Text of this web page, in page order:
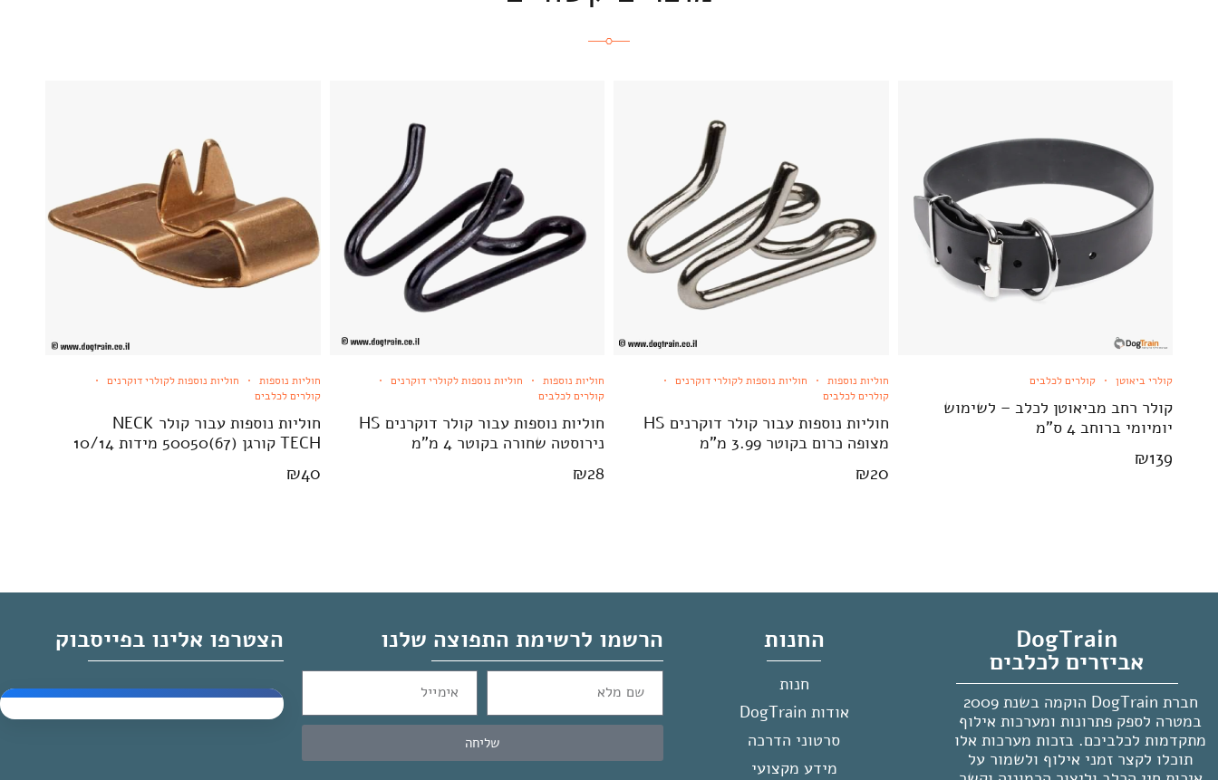
קולרי ביאוטן קולרים לכלבים
קולר רחב מביאוטן לכלב – לשימוש
יומיומי ברוחב 4 ס"מ
₪139
חוליות נוספות
חוליות נוספות לקולרי דוקרנים
קולרים לכלבים
חוליות נוספות עבור קולר דוקרנים HS
מצופה כרום בקוטר 3.99 מ"מ
₪20
חוליות נוספות
חוליות נוספות לקולרי דוקרנים
קולרים לכלבים
חוליות נוספות עבור קולר דוקרנים HS
נירוסטה שחורה בקוטר 4 מ"מ
₪28
חוליות נוספות
חוליות נוספות לקולרי דוקרנים
קולרים לכלבים
חוליות נוספות עבור קולר NECK
TECH קורגן (67)50050 מידות 10/14
₪40
DogTrain
אביזרים לכלבים
חברת DogTrain הוקמה בשנת 2009
במטרה לספק פתרונות ומערכות אילוף
מתקדמות לכלביכם. בזכות מערכות אלו
תוכלו לקצר זמני אילוף ולשמור על
החנות
חנות
אודות DogTrain
סרטוני הדרכה
מידע מקצועי
הרשמו לרשימת התפוצה שלנו
שליחה
הצטרפו אלינו בפייסבוק